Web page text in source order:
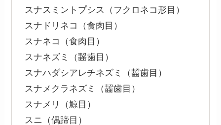
スナスミントプシス（フクロネコ形目）
スナドリネコ（食肉目）
スナネコ（食肉目）
スナネズミ（齧歯目）
スナハダシアレチネズミ（齧歯目）
スナメクラネズミ（齧歯目）
スナメリ（鯨目）
スニ（偶蹄目）